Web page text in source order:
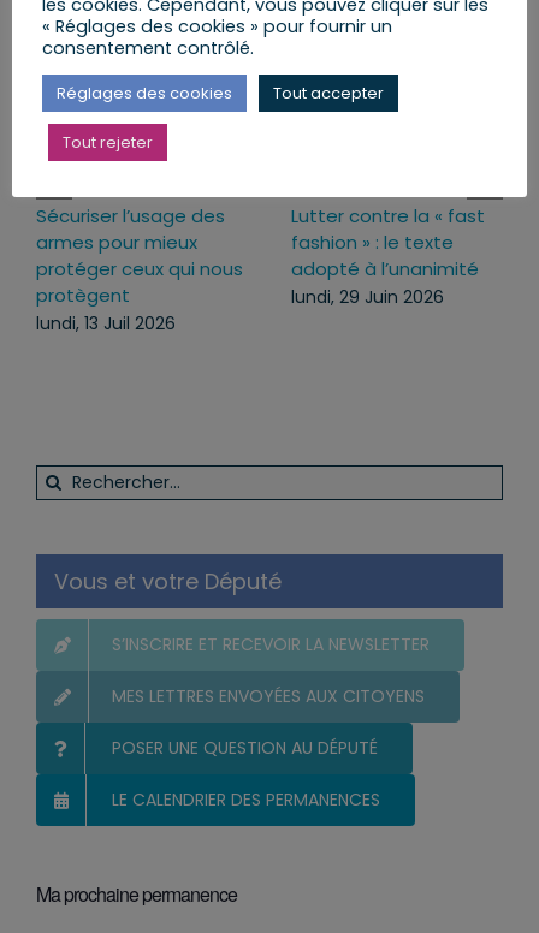
Sécuriser l’usage des
armes pour mieux
protéger ceux qui nous
protègent
lundi, 13 Juil 2026
Lutter contre la « fast
fashion » : le texte
adopté à l’unanimité
lundi, 29 Juin 2026
Rechercher:
Vous et votre Député
S’INSCRIRE ET RECEVOIR LA NEWSLETTER
MES LETTRES ENVOYÉES AUX CITOYENS
POSER UNE QUESTION AU DÉPUTÉ
LE CALENDRIER DES PERMANENCES
Ma prochaine permanence
« Réglages des cookies » pour fournir un
consentement contrôlé.
Réglages des cookies Tout accepter
Tout rejeter